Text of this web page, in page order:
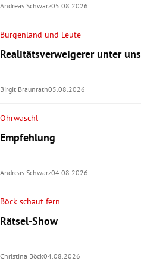
Andreas Schwarz05.08.2026
Burgenland und Leute
Realitätsverweigerer unter uns
Birgit Braunrath05.08.2026
Ohrwaschl
Empfehlung
Andreas Schwarz04.08.2026
Böck schaut fern
Rätsel-Show
Christina Böck04.08.2026